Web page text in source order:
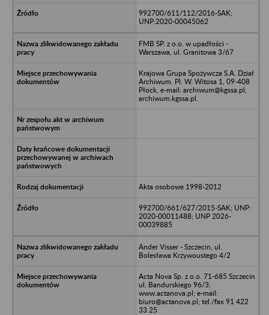
992700/611/112/2016-SAK;
UNP:2020-00045062
FMB SP. z o.o. w upadłości -
Warszawa, ul. Granitowa 3/67
Krajowa Grupa Spożywcza S.A. Dział
Archiwum. Pl. W. Witosa 1, 09-408
Płock, e-mail: archiwum@kgssa.pl,
archiwum.kgssa.pl.
Akta osobowe 1998-2012
992700/661/627/2015-SAK; UNP:
2020-00011488; UNP 2026-
00039885
Ander Visser - Szczecin, ul.
Bolesława Krzywoustego 4/2
Acta Nova Sp. z o.o. 71-685 Szczecin
ul. Bandurskiego 96/3;
www.actanova.pl; e-mail:
biuro@actanova.pl; tel./fax 91 422
33 25